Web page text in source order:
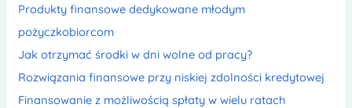
Produkty finansowe dedykowane młodym
pożyczkobiorcom
Jak otrzymać środki w dni wolne od pracy?
Rozwiązania finansowe przy niskiej zdolności kredytowej
Finansowanie z możliwością spłaty w wielu ratach